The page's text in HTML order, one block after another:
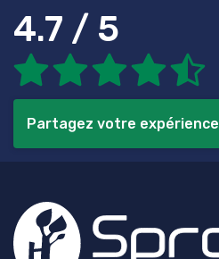
4.7 / 5
Partagez votre expérience